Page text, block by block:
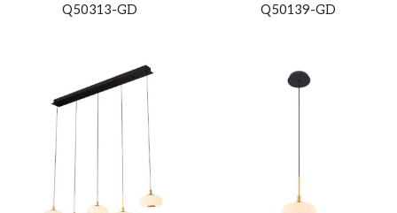
Q50313-GD Q50139-GD